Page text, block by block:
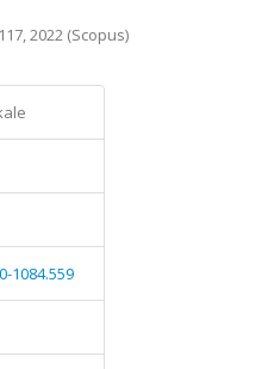
2022 (Scopus)
1084.559